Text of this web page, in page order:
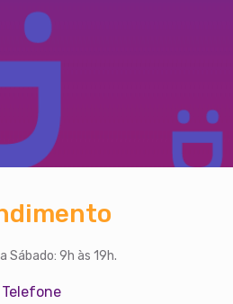
Sábado: 9h às 19h.
Telefone